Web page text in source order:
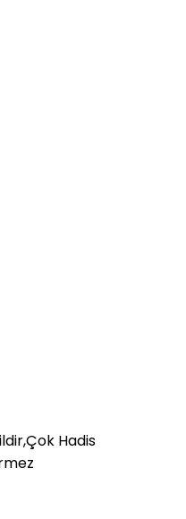
Hadis